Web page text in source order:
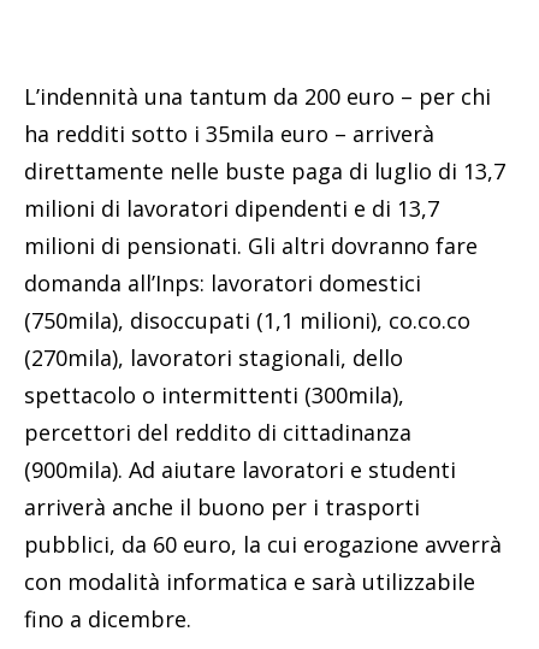
L’indennità una tantum da 200 euro – per chi
ha redditi sotto i 35mila euro – arriverà
direttamente nelle buste paga di luglio di 13,7
milioni di lavoratori dipendenti e di 13,7
milioni di pensionati. Gli altri dovranno fare
domanda all’Inps: lavoratori domestici
(750mila), disoccupati (1,1 milioni), co.co.co
(270mila), lavoratori stagionali, dello
spettacolo o intermittenti (300mila),
percettori del reddito di cittadinanza
(900mila). Ad aiutare lavoratori e studenti
arriverà anche il buono per i trasporti
pubblici, da 60 euro, la cui erogazione avverrà
con modalità informatica e sarà utilizzabile
fino a dicembre.